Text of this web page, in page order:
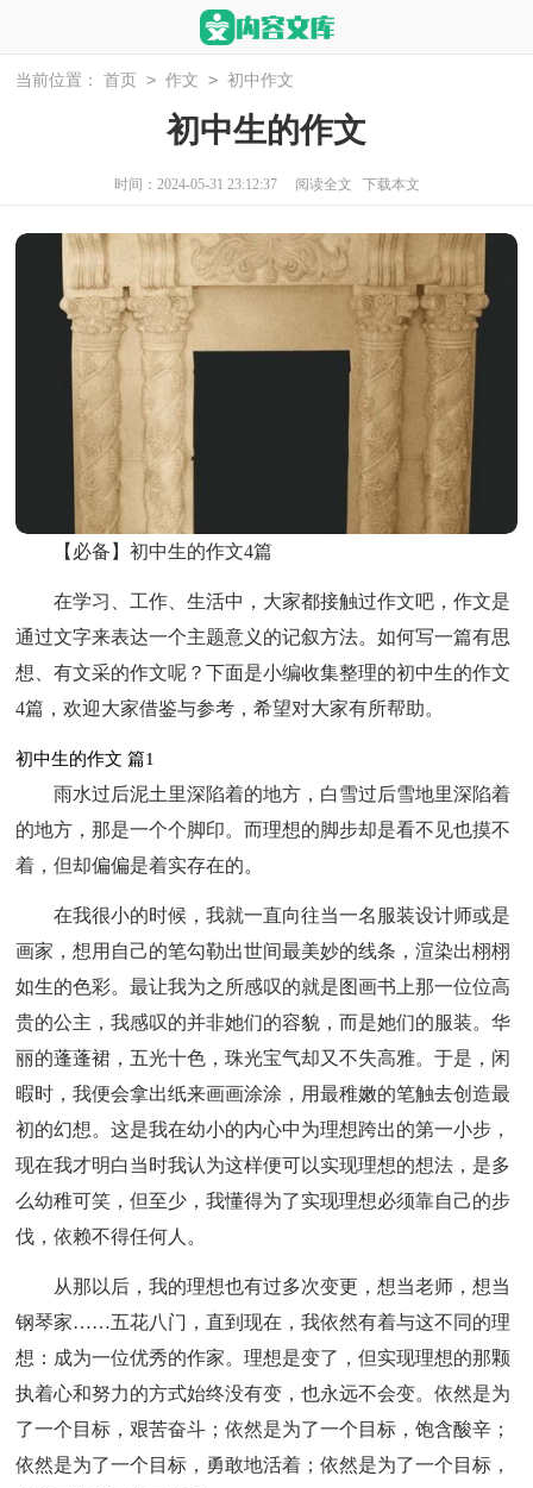
当前位置： 首页 > 作文 > 初中作文
初中生的作文
时间：2024-05-31 23:12:37 阅读全文 下载本文
【必备】初中生的作文4篇
在学习、工作、生活中，大家都接触过作文吧，作文是
通过文字来表达一个主题意义的记叙方法。如何写一篇有思
想、有文采的作文呢？下面是小编收集整理的初中生的作文
4篇，欢迎大家借鉴与参考，希望对大家有所帮助。
初中生的作文 篇1
雨水过后泥土里深陷着的地方，白雪过后雪地里深陷着
的地方，那是一个个脚印。而理想的脚步却是看不见也摸不
着，但却偏偏是着实存在的。
在我很小的时候，我就一直向往当一名服装设计师或是
画家，想用自己的笔勾勒出世间最美妙的线条，渲染出栩栩
如生的色彩。最让我为之所感叹的就是图画书上那一位位高
贵的公主，我感叹的并非她们的容貌，而是她们的服装。华
丽的蓬蓬裙，五光十色，珠光宝气却又不失高雅。于是，闲
暇时，我便会拿出纸来画画涂涂，用最稚嫩的笔触去创造最
初的幻想。这是我在幼小的内心中为理想跨出的第一小步，
现在我才明白当时我认为这样便可以实现理想的想法，是多
么幼稚可笑，但至少，我懂得为了实现理想必须靠自己的步
伐，依赖不得任何人。
从那以后，我的理想也有过多次变更，想当老师，想当
钢琴家……五花八门，直到现在，我依然有着与这不同的理
想：成为一位优秀的作家。理想是变了，但实现理想的那颗
执着心和努力的方式始终没有变，也永远不会变。依然是为
了一个目标，艰苦奋斗；依然是为了一个目标，饱含酸辛；
依然是为了一个目标，勇敢地活着；依然是为了一个目标，